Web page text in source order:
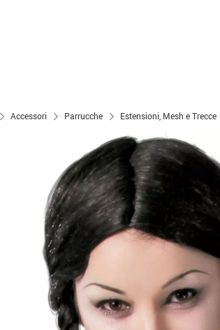
Accessori Parrucche Estensioni, Mesh e Trecce